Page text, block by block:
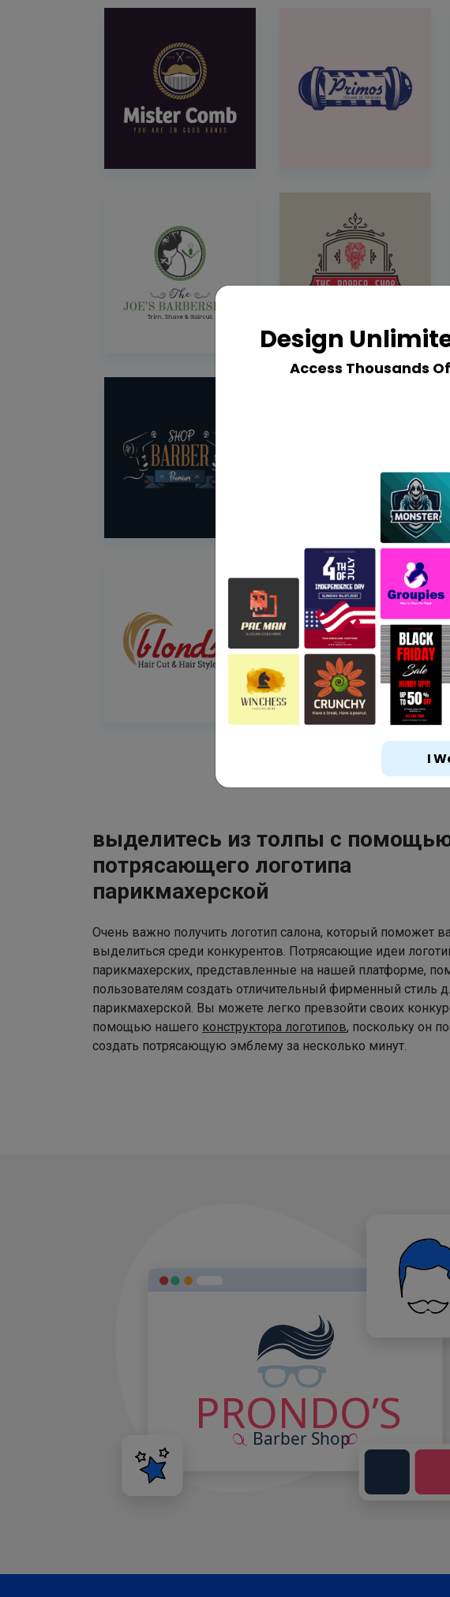
выделитесь из толпы с
потрясающего логотипа
парикмахерской
Очень важно получить логотип салона, который поможет
выделиться среди конкурентов. Потрясающие идеи
парикмахерских, представленные на нашей платформе,
пользователям создать отличительный фирменный стиль
парикмахерской. Вы можете легко превзойти своих
помощью нашего конструктора логотипов, поскольку он
создать потрясающую эмблему за несколько минут.
Design
Access Thousands
I